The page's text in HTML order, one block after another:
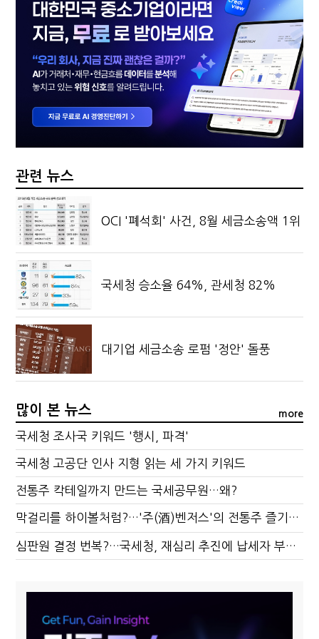
관련 뉴스
OCI '폐석회' 사건, 8월 세금소송액 1위
국세청 승소율 64%, 관세청 82%
대기업 세금소송 로펌 '정안' 돌풍
많이 본 뉴스 more
국세청 조사국 키워드 '행시, 파격'
국세청 고공단 인사 지형 읽는 세 가지 키워드
전통주 칵테일까지 만드는 국세공무원…왜?
막걸리를 하이볼처럼?…'주(酒)벤저스'의 전통주 즐기는 법
심판원 결정 번복?…국세청, 재심리 추진에 납세자 부담 우려